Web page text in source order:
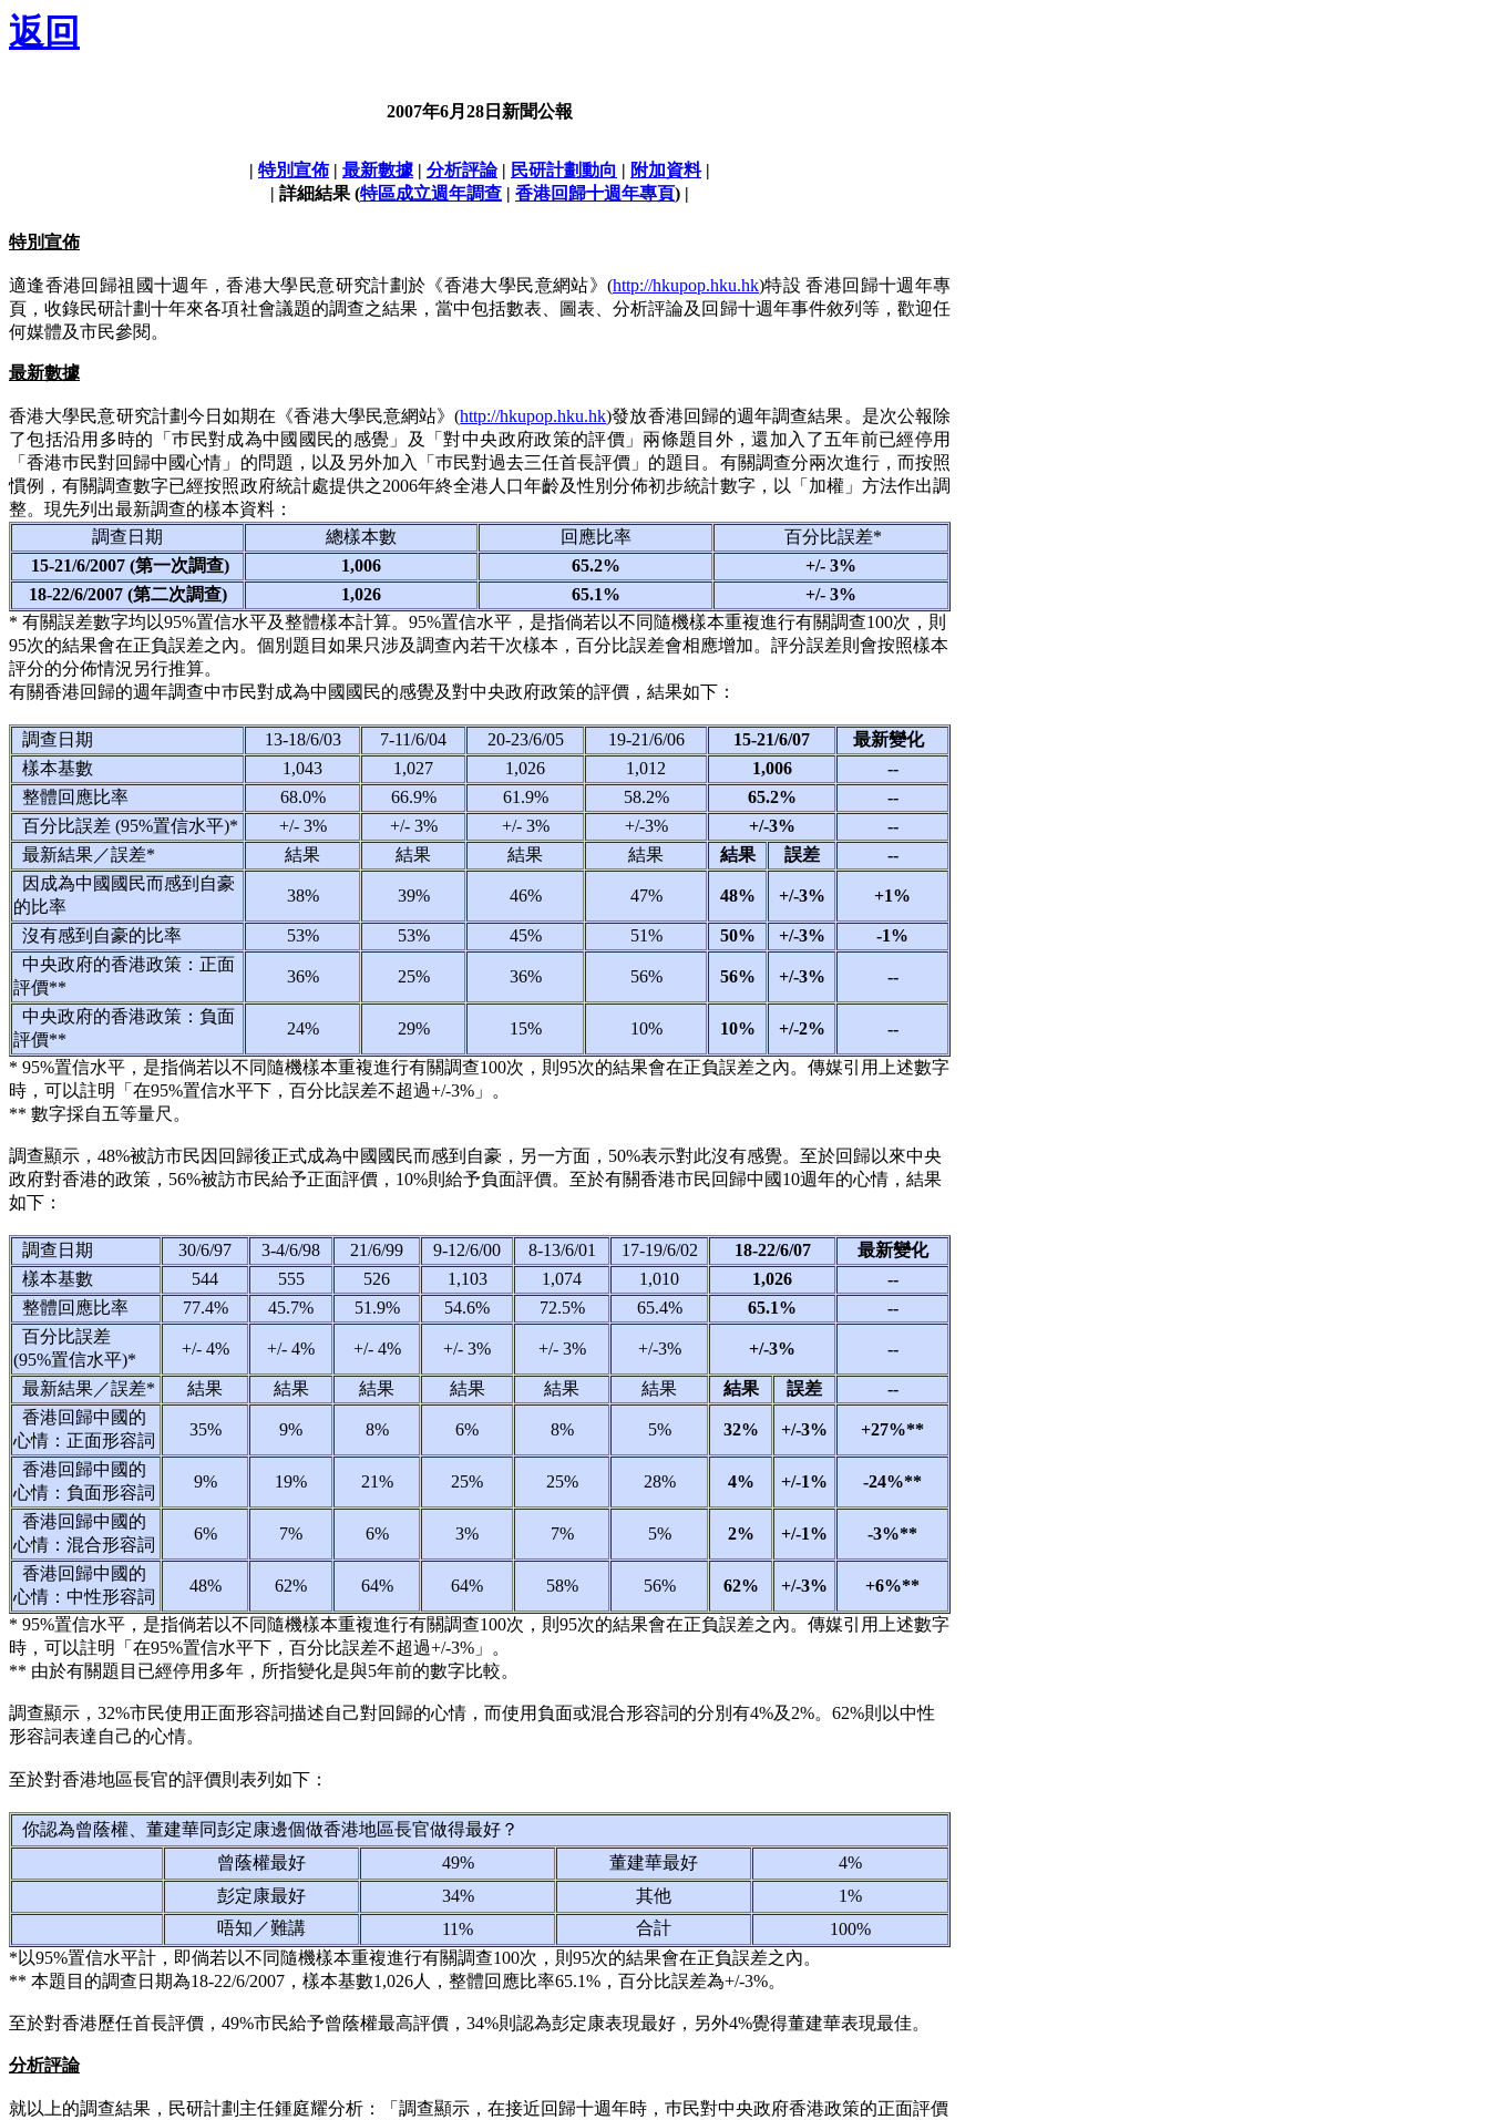
返回
2007年6月28日新聞公報
| 特別宣佈| 最新數據| 分析評論| 民研計劃動向 | 附加資料 |
| 詳細結果 (特區成立週年調查 | 香港回歸十週年專頁) |
特別宣佈
適逢香港回歸祖國十週年，香港大學民意研究計劃於《香港大學民意網站》(http://hkupop.hku.hk)特設 香港回歸十週年專
頁，收錄民研計劃十年來各項社會議題的調查之結果，當中包括數表、圖表、分析評論及回歸十週年事件敘列等，歡迎任
何媒體及市民參閱。
最新數據
香港大學民意研究計劃今日如期在《香港大學民意網站》(http://hkupop.hku.hk)發放香港回歸的週年調查結果。是次公報除
了包括沿用多時的「巿民對成為中國國民的感覺」及「對中央政府政策的評價」兩條題目外，還加入了五年前已經停用
「香港巿民對回歸中國心情」的問題，以及另外加入「巿民對過去三任首長評價」的題目。有關調查分兩次進行，而按照
慣例，有關調查數字已經按照政府統計處提供之2006年終全港人口年齡及性別分佈初步統計數字，以「加權」方法作出調
整。現先列出最新調查的樣本資料：
調查日期
總樣本數 回應比率
百分比誤差*
15-21/6/2007 (第一次調查)
1,006 65.2%
+/- 3%
18-22/6/2007 (第二次調查)
1,026 65.1%
+/- 3%
* 有關誤差數字均以95%置信水平及整體樣本計算。95%置信水平，是指倘若以不同隨機樣本重複進行有關調查100次，則
95次的結果會在正負誤差之內。個別題目如果只涉及調查內若干次樣本，百分比誤差會相應增加。評分誤差則會按照樣本
評分的分佈情況另行推算。
有關香港回歸的週年調查中巿民對成為中國國民的感覺及對中央政府政策的評價，結果如下：
調查日期 13-18/6/03 7-11/6/04 20-23/6/05 19-21/6/06 15-21/6/07
最新變化
樣本基數
1,043 1,027 1,026 1,012 1,006
--
整體回應比率
68.0% 66.9% 61.9% 58.2% 65.2%
--
百分比誤差 (95%置信水平)*
+/- 3% +/- 3% +/- 3% +/-3% +/-3%
--
最新結果／誤差*
結果 結果 結果 結果 結果 誤差
--
因成為中國國民而感到自豪
的比率
38% 39% 46% 47% 48% +/-3% +1%
沒有感到自豪的比率 53% 53% 45% 51% 50% +/-3%
-1%
中央政府的香港政策：正面
評價**
36% 25% 36% 56% 56% +/-3% --
中央政府的香港政策：負面
評價**
24% 29% 15% 10% 10% +/-2% --
* 95%置信水平，是指倘若以不同隨機樣本重複進行有關調查100次，則95次的結果會在正負誤差之內。傳媒引用上述數字
時，可以註明「在95%置信水平下，百分比誤差不超過+/-3%」。
** 數字採自五等量尺。
調查顯示，48%被訪市民因回歸後正式成為中國國民而感到自豪，另一方面，50%表示對此沒有感覺。至於回歸以來中央
政府對香港的政策，56%被訪市民給予正面評價，10%則給予負面評價。至於有關香港市民回歸中國10週年的心情，結果
如下：
調查日期 30/6/97 3-4/6/98 21/6/99 9-12/6/00 8-13/6/01 17-19/6/02 18-22/6/07
最新變化
樣本基數
544 555 526 1,103 1,074 1,010 1,026
--
整體回應比率
77.4% 45.7% 51.9% 54.6% 72.5% 65.4% 65.1%
--
百分比誤差
(95%置信水平)*
+/- 4% +/- 4% +/- 4% +/- 3% +/- 3% +/-3% +/-3% --
最新結果／誤差* 結果 結果 結果 結果 結果 結果 結果 誤差
--
香港回歸中國的
心情：正面形容詞
35% 9% 8% 6% 8% 5% 32% +/-3% +27%**
香港回歸中國的
心情：負面形容詞
9% 19% 21% 25% 25% 28% 4% +/-1% -24%**
香港回歸中國的
心情：混合形容詞
6% 7% 6% 3% 7% 5% 2% +/-1% -3%**
香港回歸中國的
心情：中性形容詞
48% 62% 64% 64% 58% 56% 62% +/-3% +6%**
* 95%置信水平，是指倘若以不同隨機樣本重複進行有關調查100次，則95次的結果會在正負誤差之內。傳媒引用上述數字
時，可以註明「在95%置信水平下，百分比誤差不超過+/-3%」。
** 由於有關題目已經停用多年，所指變化是與5年前的數字比較。
調查顯示，32%市民使用正面形容詞描述自己對回歸的心情，而使用負面或混合形容詞的分別有4%及2%。62%則以中性
形容詞表達自己的心情。
至於對香港地區長官的評價則表列如下：
你認為曾蔭權、董建華同彭定康邊個做香港地區長官做得最好？
曾蔭權最好
49% 董建華最好
4%
彭定康最好
34% 其他
1%
唔知／難講
11% 合計
100%
*以95%置信水平計，即倘若以不同隨機樣本重複進行有關調查100次，則95次的結果會在正負誤差之內。
** 本題目的調查日期為18-22/6/2007，樣本基數1,026人，整體回應比率65.1%，百分比誤差為+/-3%。
至於對香港歷任首長評價，49%市民給予曾蔭權最高評價，34%則認為彭定康表現最好，另外4%覺得董建華表現最佳。
分析評論
就以上的調查結果，民研計劃主任鍾庭耀分析：「調查顯示，在接近回歸十週年時，巿民對中央政府香港政策的正面評價